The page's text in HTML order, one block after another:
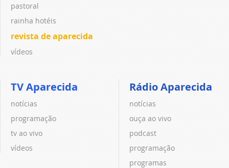
pastoral
rainha hotéis
revista de aparecida
vídeos
TV Aparecida
notícias
programação
tv ao vivo
vídeos
Rádio Aparecida
notícias
ouça ao vivo
podcast
programação
programas